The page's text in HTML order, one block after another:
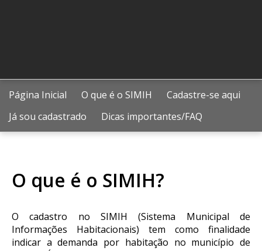
Página Inicial O que é o SIMIH
Cadastre-se aqui
Já sou cadastrado
Dicas importantes/FAQ
O que é o SIMIH?
O cadastro no SIMIH (Sistema Municipal de
Informações Habitacionais) tem como finalidade
indicar a demanda por habitação no município de